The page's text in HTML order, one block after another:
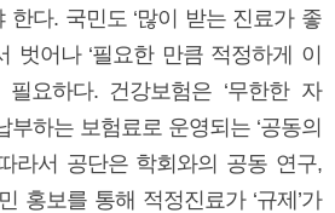
한다. 국민도 ‘많이 받는 진료가 좋
벗어나 ‘필요한 만큼 적정하게 이
요하다. 건강보험은 ‘무한한 자
부하는 보험료로 운영되는 ‘공동의
라서 공단은 학회와의 공동 연구,
홍보를 통해 적정진료가 ‘규제’가